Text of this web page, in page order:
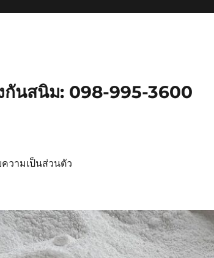
นสนิม: 098-995-3600
วามเป็นส่วนตัว